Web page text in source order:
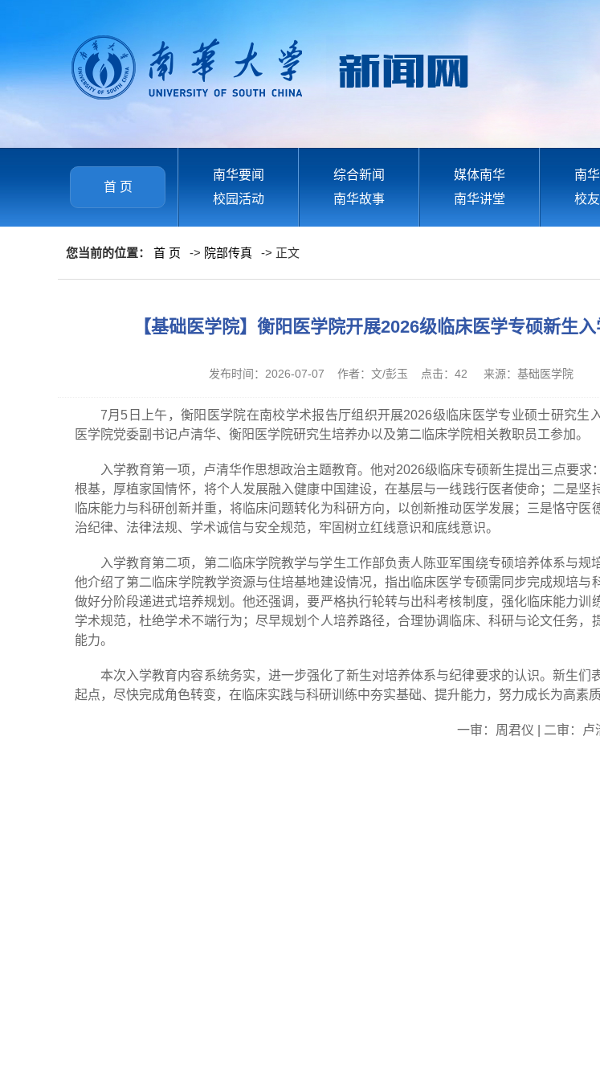
首 页
南华要闻 综合新闻 媒体南华 南
校园活动
南华故事 南华讲堂 校
您当前的位置： 首 页 -> 院部传真 -> 正文
【基础医学院】衡阳医学院开展2026级临床医学专硕新生
发布时间：2026-07-07 作者：文/彭玉 点击： 42 来源：基础医学院
7月5日上午，衡阳医学院在南校学术报告厅组织开展2026级临床医学专业硕士研究生
医学院党委副书记卢清华、衡阳医学院研究生培养办以及第二临床学院相关教职员工参加。
入学教育第一项，卢清华作思想政治主题教育。他对2026级临床专硕新生提出三点要求
根基，厚植家国情怀，将个人发展融入健康中国建设，在基层与一线践行医者使命；二是坚
临床能力与科研创新并重，将临床问题转化为科研方向，以创新推动医学发展；三是恪守医
治纪律、法律法规、学术诚信与安全规范，牢固树立红线意识和底线意识。
入学教育第二项，第二临床学院教学与学生工作部负责人陈亚军围绕专硕培养体系与规
他介绍了第二临床学院教学资源与住培基地建设情况，指出临床医学专硕需同步完成规培与
做好分阶段递进式培养规划。他还强调，要严格执行轮转与出科考核制度，强化临床能力训
学术规范，杜绝学术不端行为；尽早规划个人培养路径，合理协调临床、科研与论文任务，
能力。
本次入学教育内容系统务实，进一步强化了新生对培养体系与纪律要求的认识。新生们
起点，尽快完成角色转变，在临床实践与科研训练中夯实基础、提升能力，努力成长为高素质
一审：周君仪 | 二审：卢